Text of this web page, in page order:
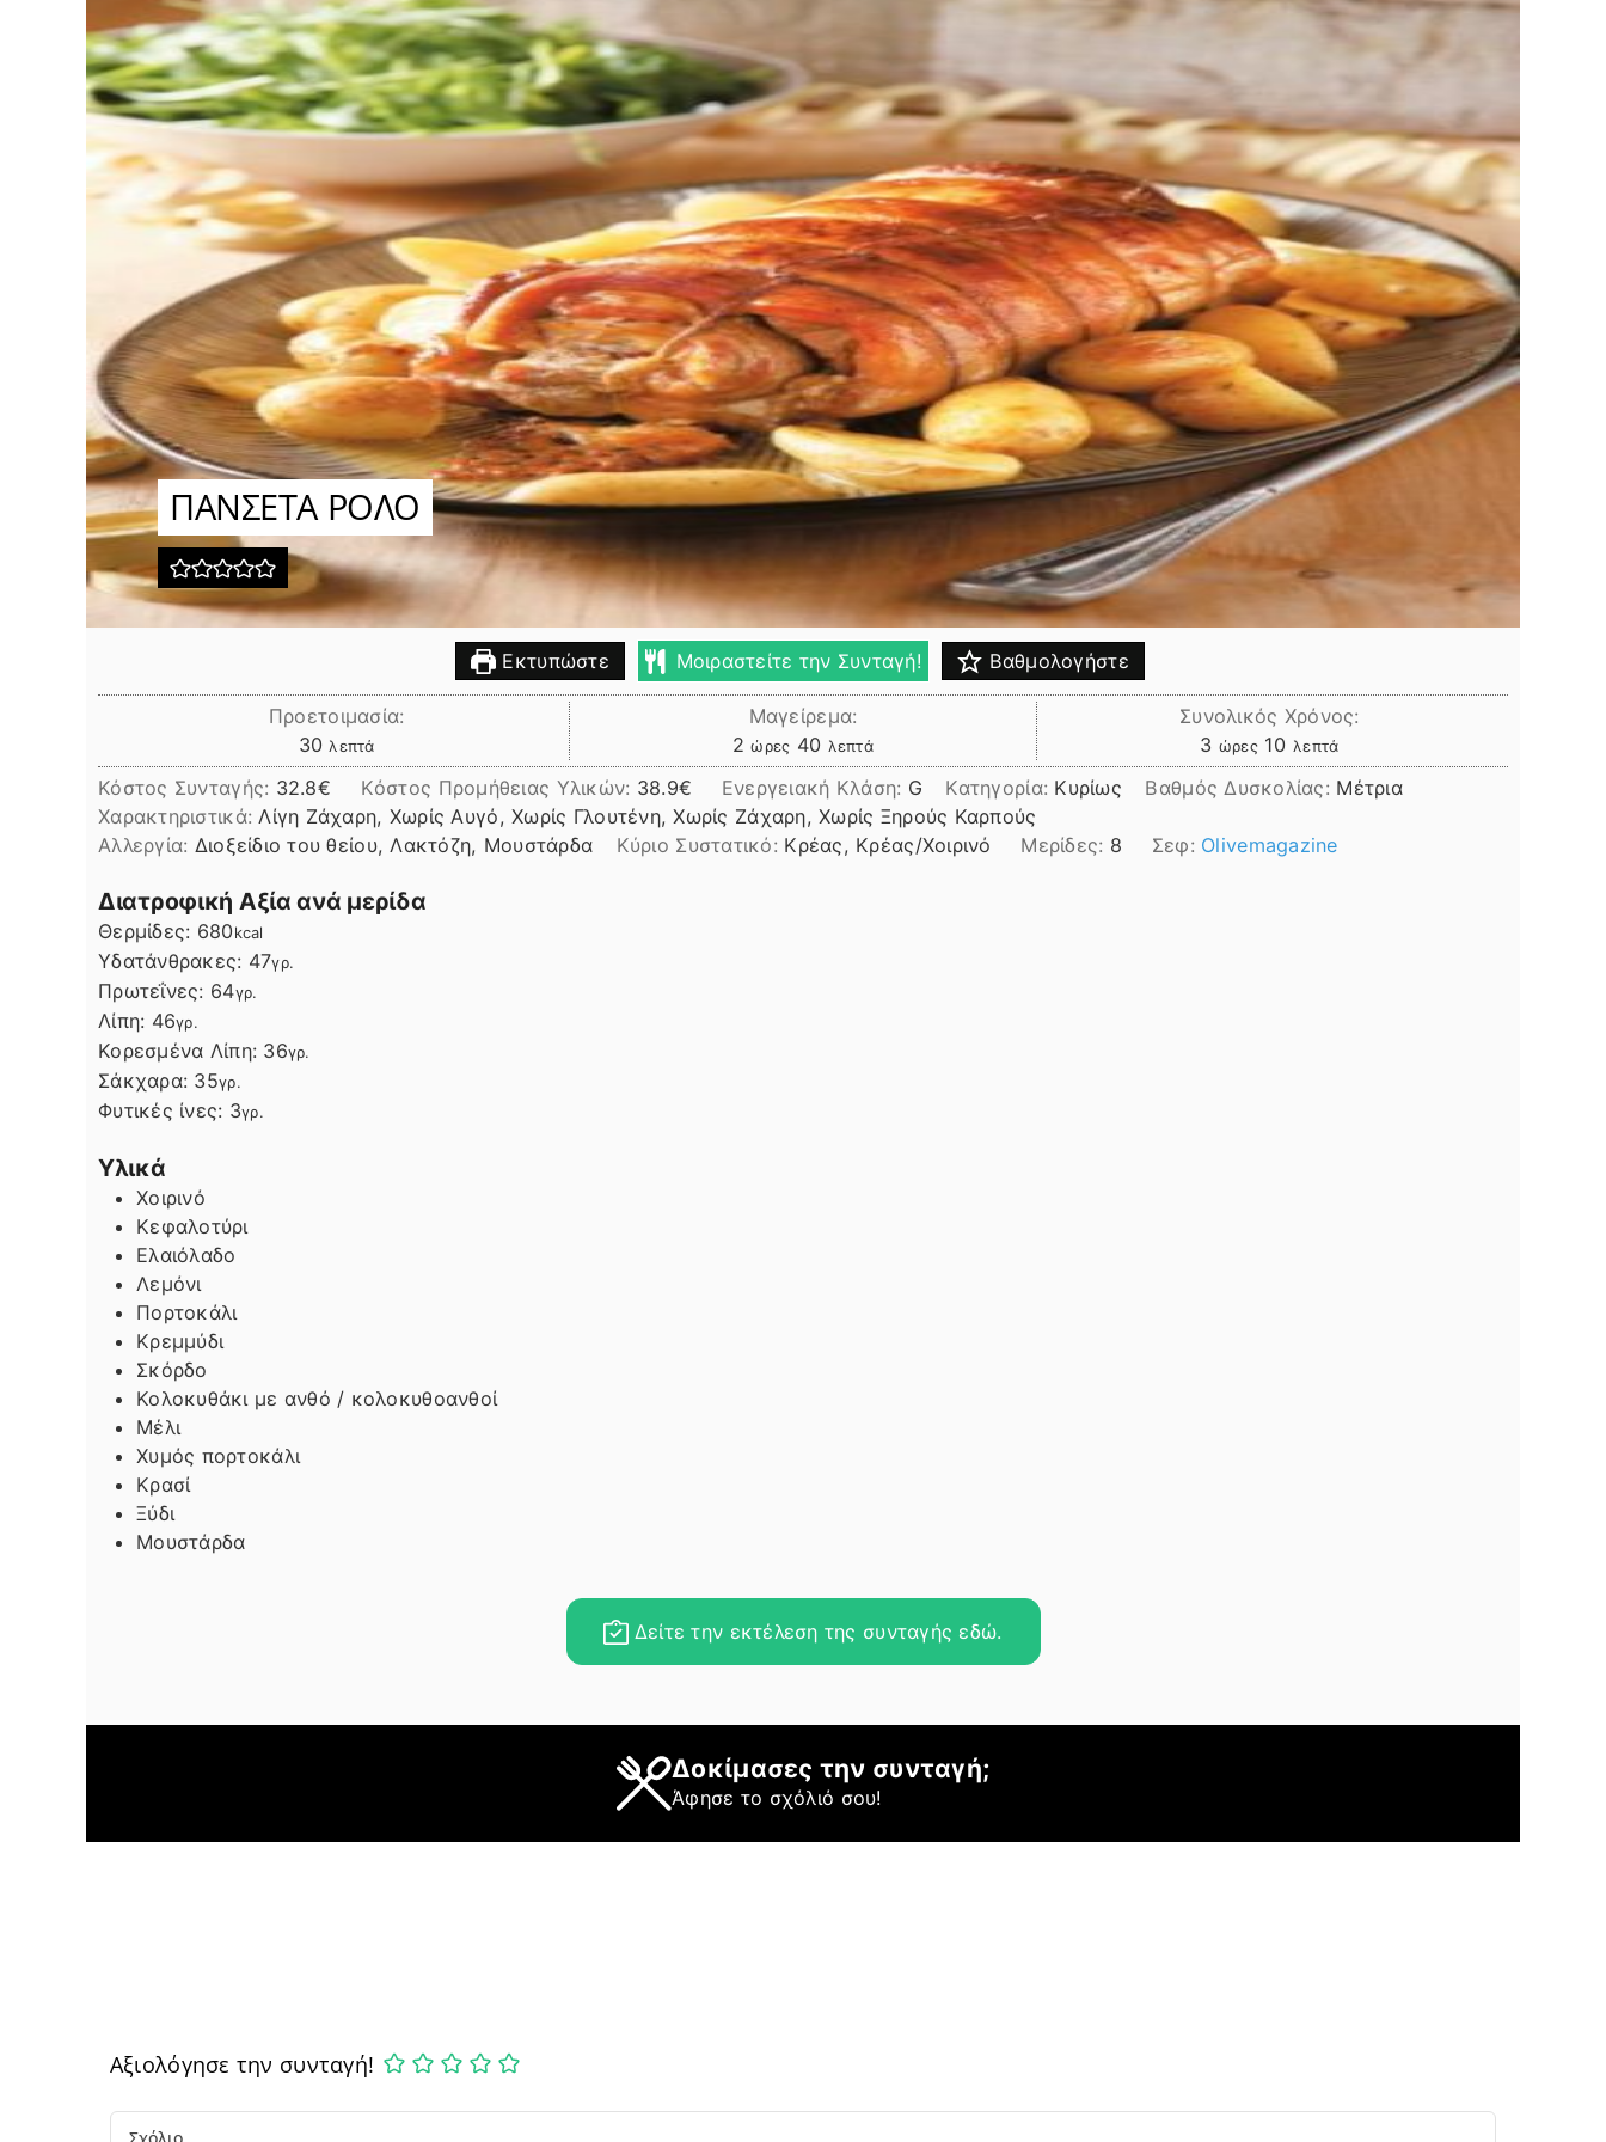
ΠΑΝΣΕΤΑ ΡΟΛΟ
Εκτυπώστε Μοιραστείτε την Συνταγή! Βαθμολογήστε
Προετοιμασία:
30 λεπτά
λεπτά
Μαγείρεμα:
2 ώρες
ώρες 40 λεπτά
λεπτά
Συνολικός Χρόνος:
3ώρες
ώρες 10 λεπτά
λεπτά
Κόστος Συνταγής: 32.8€ Kόστος Προμήθειας Υλικών: 38.9 Ενεργειακή Κλάση: G Κατηγορία: Κυρίως Βαθμός Δυσκολίας: Μέτρια
Χαρακτηριστικά: Λίγη Ζάχαρη, Χωρίς Αυγό, Χωρίς Γλουτένη, Χωρίς Ζάχαρη, Χωρίς Ξηρούς Καρπούς
Αλλεργία: Διοξείδιο του θείου, Λακτόζη, Μουστάρδα Kύριο Συστατικό: Κρέας, Κρέας/Χοιρινό Μερίδες: 8 Σεφ: Olivemagazine
Διατροφική Αξία ανά μερίδα
Θερμίδες: 680kcal
Υδατάνθρακες: 47γρ.
Πρωτεΐνες: 64γρ.
Λίπη
Λίπη: 46γρ.
Κορεσμένα Λίπη: 36γρ.
Σάκχαρα: 35γρ.
Φυτικές ίνες: 3γρ.
Υλικά
Χοιρινό
Κεφαλοτύρι
Ελαιόλαδο
Λεμόνι
Πορτοκάλι
Κρεμμύδι
Σκόρδο
Κολοκυθάκι με ανθό / κολοκυθοανθοί
Μέλι
Χυμός πορτοκάλι
Κρασί
Ξύδι
Μουστάρδα
Δείτε την εκτέλεση της συνταγής εδώ.
Δοκίμασες την συνταγή;
Άφησε το σχόλιό σου!
Αξιολόγησε την συνταγή!
Comment